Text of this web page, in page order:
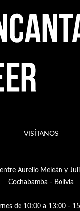
VISÍTANOS
Aurelio Meleán y
Cochabamba - Bolivia
de 10:00 a 13:00 -